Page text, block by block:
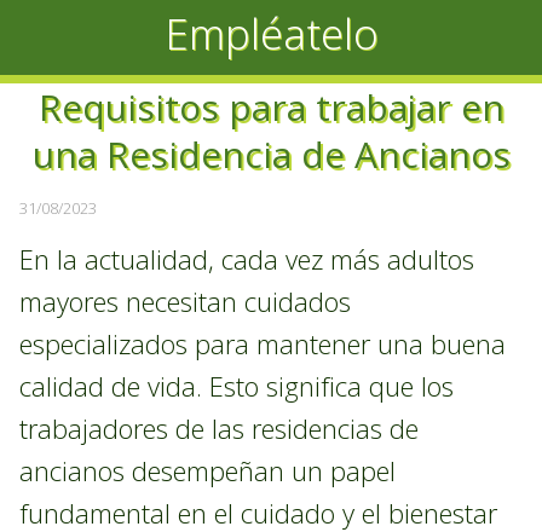
Empléatelo
Requisitos para trabajar en
una Residencia de Ancianos
31/08/2023
En la actualidad, cada vez más adultos
mayores necesitan cuidados
especializados para mantener una buena
calidad de vida. Esto significa que los
trabajadores de las residencias de
ancianos desempeñan un papel
fundamental en el cuidado y el bienestar